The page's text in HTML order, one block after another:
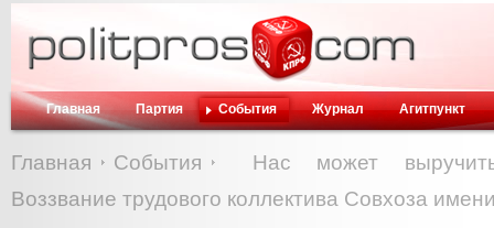
Главная Партия События Журнал Агитпункт
Главная События
Нас может
Воззвание трудового коллектива Совхоза